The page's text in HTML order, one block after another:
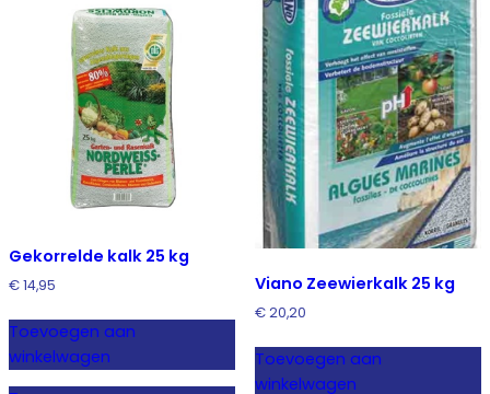
Gekorrelde kalk 25 kg
€14,95
Toevoegen aan
winkelwagen
Viano Zeewierkalk 25 kg
€20,20
Toevoegen aan
winkelwagen